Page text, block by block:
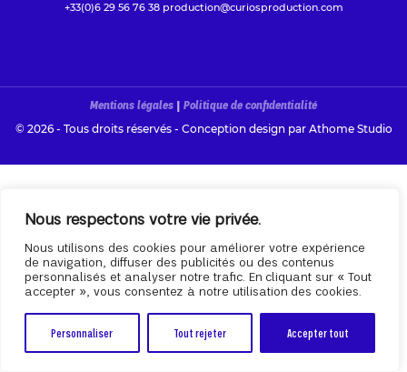
Nous respectons votre vie privée.
Nous utilisons des cookies pour améliorer votre expérience
de navigation, diffuser des publicités ou des contenus
personnalisés et analyser notre trafic. En cliquant sur « Tout
accepter », vous consentez à notre utilisation des cookies.
Personnaliser Tout rejeter Accepter tout
+33(0)6 29 56 76 38 production@curiosproduction.com
Mentions légales | Politique de confidentialité
© 2026 - Tous droits réservés - Conception design par Athome Studio